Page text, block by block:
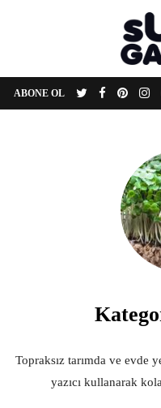
ABONE OL
Topraksız tarımda ve
yazıcı kullanarak